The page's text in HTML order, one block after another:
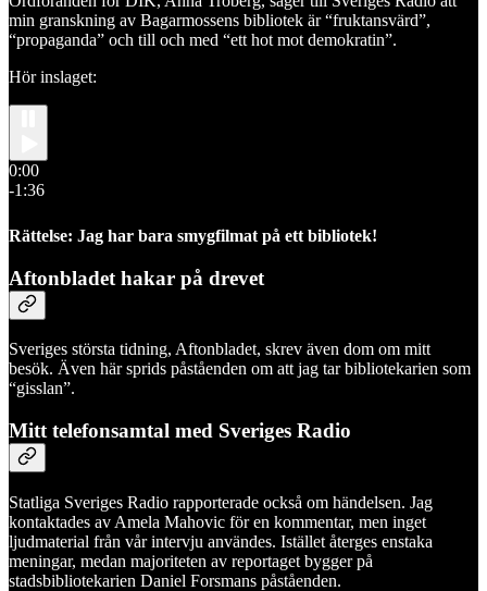
min granskning av Bagarmossens bibliotek är “fruktansvärd”,
“propaganda” och till och med “ett hot mot demokratin”.
Hör inslaget:
0:00
-1:36
Rättelse: Jag har bara smygfilmat på ett bibliotek!
Aftonbladet hakar på drevet
Sveriges största tidning, Aftonbladet, skrev även dom om mitt
besök. Även här sprids påståenden om att jag tar bibliotekarien som
“gisslan”.
Mitt telefonsamtal med Sveriges Radio
Statliga Sveriges Radio rapporterade också om händelsen. Jag
kontaktades av Amela Mahovic för en kommentar, men inget
ljudmaterial från vår intervju användes. Istället återges enstaka
meningar, medan majoriteten av reportaget bygger på
stadsbibliotekarien Daniel Forsmans påståenden.